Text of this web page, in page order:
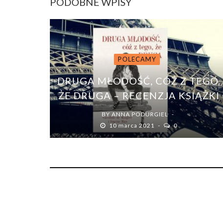
POLECAMY
DRUGA MŁODOŚĆ, CÓŻ Z TEGO,
ŻE DRUGA – RECENZJA KSIĄŻKI
BYANNA PODURGIEL
10 marca 2021
0